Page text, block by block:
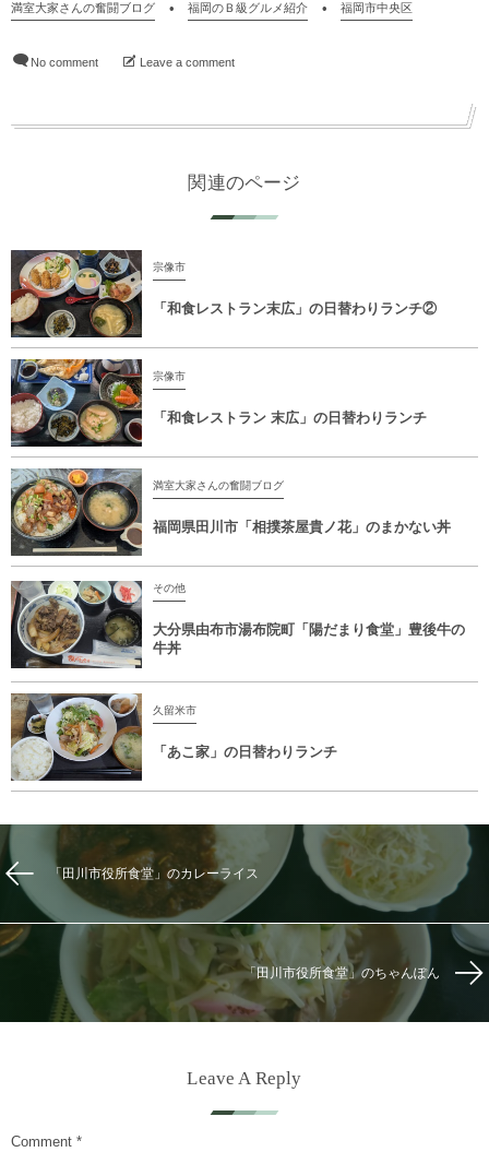
満室大家さんの奮闘ブログ 福岡のＢ級グルメ紹介 福岡市中央区
No comment Leave a comment
関連のページ
宗像市
「和食レストラン末広」の日替わりランチ②
宗像市
「和食レストラン 末広」の日替わりランチ
満室大家さんの奮闘ブログ
福岡県田川市「相撲茶屋貴ノ花」のまかない丼
その他
大分県由布市湯布院町「陽だまり食堂」豊後牛の
牛丼
久留米市
「あこ家」の日替わりランチ
「田川市役所食堂」のカレーライス
「田川市役所食堂」のちゃんぽん
Leave A Reply
Comment *